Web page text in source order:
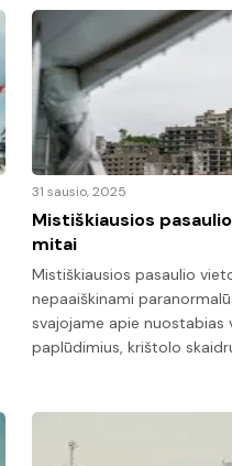
31 sausio, 2025
Mistiškiausios
mitai
Mistiškiausios pasaulio
nepaaiškinami
svajojame apie nuostabias
paplūdimius, krištolo